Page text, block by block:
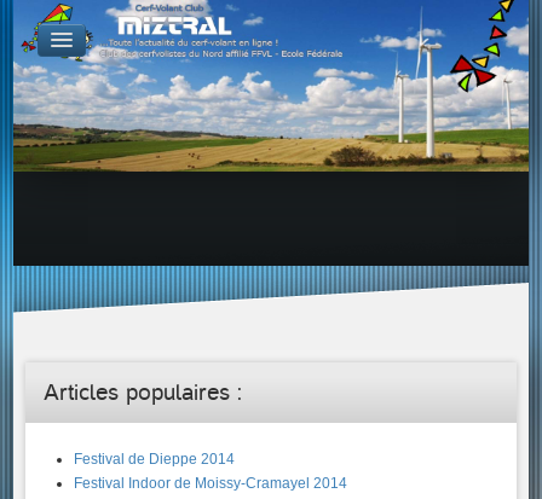
De par le monde
GALERIES
Galerie Photo
Galerie KAP
Galerie Vidéo
Proposer un lien sur votre site Web
Proposer un nouveau lien !
Articles populaires :
Festival de Dieppe 2014
Festival Indoor de Moissy-Cramayel 2014